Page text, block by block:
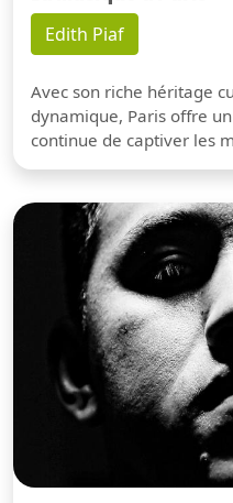
Edith Piaf
Avec son riche héritage
dynamique, Paris offre
continue de captiver les